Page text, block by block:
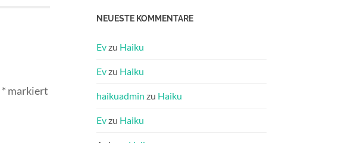
* markiert
NEUESTE KOMMENTARE
Evzu Haiku
Evzu Haiku
haikuadmin zu Haiku
Evzu Haiku